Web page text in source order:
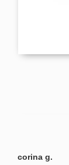
corina g.